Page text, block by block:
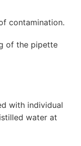
contamination.
of the pipette
with individual
water at